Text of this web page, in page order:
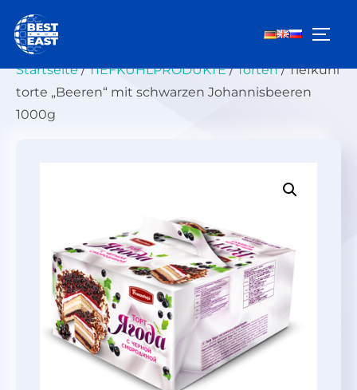
Inhalt
springen
Startseite/TIEFKÜHLPRODUKTE/Torten/ Tiefkühl
torte „Beeren“ mit schwarzen Johannisbeeren
1000g